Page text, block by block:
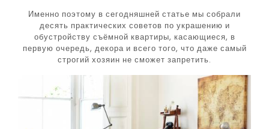
Именно поэтому в сегодняшней статье мы собрали
десять практических советов по украшению и
обустройству съёмной квартиры, касающиеся, в
первую очередь, декора и всего того, что даже самый
строгий хозяин не сможет запретить.